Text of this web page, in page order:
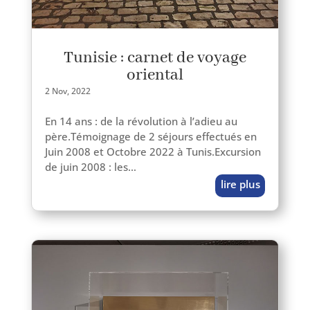
Tunisie : carnet de voyage
oriental
2 Nov, 2022
En 14 ans : de la révo­lu­tion à l’adieu au
père.Témoignage de 2 séjours effec­tués en
Juin 2008 et Octobre 2022 à Tunis.Excursion
de juin 2008 : les…
lire plus